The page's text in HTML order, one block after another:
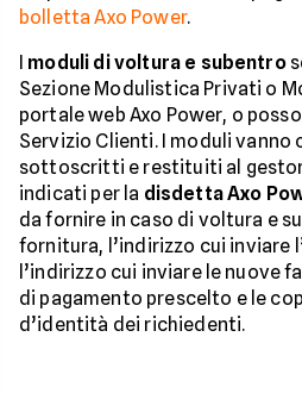
bolletta Axo Power.
I moduli di voltura e subentro
Sezione Modulistica Privati o
portale web Axo Power, o
Servizio Clienti. I moduli vanno
sottoscritti e restituiti al
indicati per la disdetta Axo
da fornire in caso di voltura e
fornitura, l’indirizzo cui inviare
l’indirizzo cui inviare le nuove
di pagamento prescelto e le
d’identità dei richiedenti.